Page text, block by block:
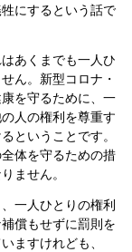
にするという話で
あくまでも一人ひ
ん。新型コロナ・
を守るために、一
人の権利を尊重す
ということです。
体を守るための措
ません。
一人ひとりの権利
償もせずに罰則を
ますけれども、